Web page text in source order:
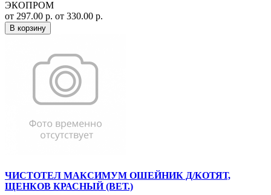
ЭКОПРОМ
от 297.00 р. от 330.00 р.
В корзину
ЧИСТОТЕЛ МАКСИМУМ ОШЕЙНИК Д/КОТЯТ,
ЩЕНКОВ КРАСНЫЙ (ВЕТ.)